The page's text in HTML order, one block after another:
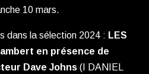
10 mars.
dans la sélection 2024 : LES
en présence de
Dave Johns (I DANIEL